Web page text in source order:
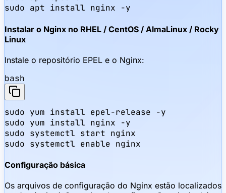
sudo apt install nginx -y
Instalar o Nginx no RHEL / CentOS / AlmaLinux / Rocky
Linux
Instale o repositório EPEL e o Nginx:
bash
sudo yum install epel-release -y
sudo yum install nginx -y
sudo systemctl start nginx
sudo systemctl enable nginx
Configuração básica
Os arquivos de configuração do Nginx estão localizados